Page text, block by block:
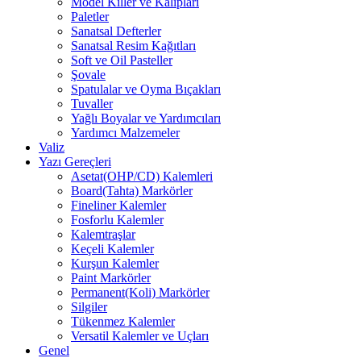
Paletler
Sanatsal Defterler
Sanatsal Resim Kağıtları
Soft ve Oil Pasteller
Şovale
Spatulalar ve Oyma Bıçakları
Tuvaller
Yağlı Boyalar ve Yardımcıları
Yardımcı Malzemeler
Valiz
Yazı Gereçleri
Asetat(OHP/CD) Kalemleri
Board(Tahta) Markörler
Fineliner Kalemler
Fosforlu Kalemler
Kalemtraşlar
Keçeli Kalemler
Kurşun Kalemler
Paint Markörler
Permanent(Koli) Markörler
Silgiler
Tükenmez Kalemler
Versatil Kalemler ve Uçları
Genel